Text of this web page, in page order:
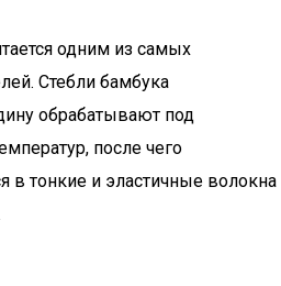
одним из самых
Стебли бамбука
обрабатывают под
после чего
в тонкие и эластичные волокна